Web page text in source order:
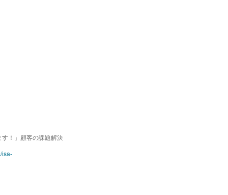
す！」顧客の課題解決
isa-